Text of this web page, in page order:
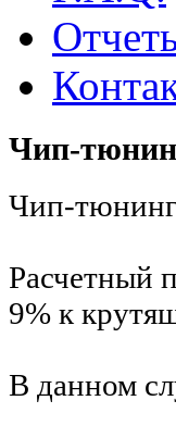
Чип-
Чип-
Расчетный
9% к
В данном